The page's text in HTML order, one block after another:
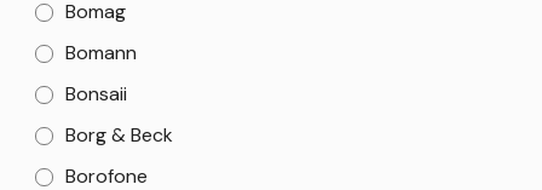
Bomag
Bomann
Bonsaii
Borg & Beck
Borofone